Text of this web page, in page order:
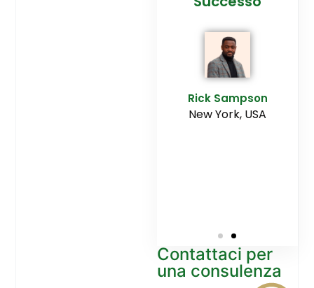
Rick Sampson
New York, USA
Contattaci per
una consulenza